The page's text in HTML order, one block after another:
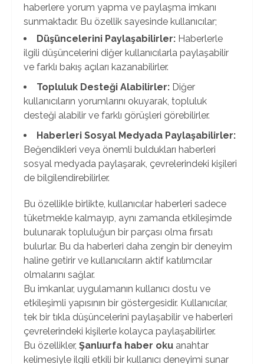
haberlere yorum yapma ve paylaşma imkanı
sunmaktadır. Bu özellik sayesinde kullanıcılar;
Düşüncelerini Paylaşabilirler: Haberlerle
ilgili düşüncelerini diğer kullanıcılarla paylaşabilir
ve farklı bakış açıları kazanabilirler.
Topluluk Desteği Alabilirler: Diğer
kullanıcıların yorumlarını okuyarak, topluluk
desteği alabilir ve farklı görüşleri görebilirler.
Haberleri Sosyal Medyada Paylaşabilirler:
Beğendikleri veya önemli buldukları haberleri
sosyal medyada paylaşarak, çevrelerindeki kişileri
de bilgilendirebilirler.
Bu özellikle birlikte, kullanıcılar haberleri sadece
tüketmekle kalmayıp, aynı zamanda etkileşimde
bulunarak topluluğun bir parçası olma fırsatı
bulurlar. Bu da haberleri daha zengin bir deneyim
haline getirir ve kullanıcıların aktif katılımcılar
olmalarını sağlar.
Bu imkanlar, uygulamanın kullanıcı dostu ve
etkileşimli yapısının bir göstergesidir. Kullanıcılar,
tek bir tıkla düşüncelerini paylaşabilir ve haberleri
çevrelerindeki kişilerle kolayca paylaşabilirler.
Bu özellikler, Şanlıurfa haber oku anahtar
kelimesiyle ilgili etkili bir kullanıcı deneyimi sunar